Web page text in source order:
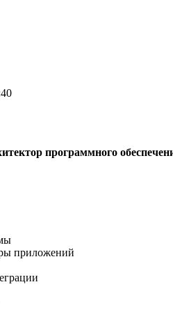
программного
приложений